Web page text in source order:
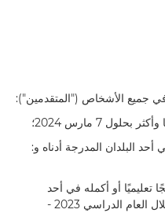
جميع الأشخاص ("المتقدمين"):
البلدان المدرجة أدناه و:
تعليميًا أو أكمله في أحد
البلدان المدرجة أدناه في خلال العام الدراسي 2023 -